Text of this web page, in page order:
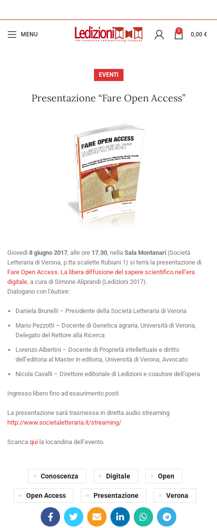
MENU
0
0,00 €
EVENTI
Presentazione “Fare Open Access”
Giovedì 8 giugno 2017, alle ore 17.30, nella Sala Montanari (Società
Letteraria di Verona, p.tta scalette Rubiani 1) si terrà la presentazione di
Fare Open Access. La libera diffusione del sapere scientifico nell’era
digitale, a cura di Simone Aliprandi (Ledizioni 2017).
Dialogano con l’Autore:
Daniela Brunelli – Presidente della Società Letteraria di Verona
Mario Pezzotti – Docente di Genetica agraria, Università di Verona,
Delegato del Rettore alla Ricerca
Lorenzo Albertini – Docente di Proprietà intellettuale e diritto
dell’editoria al Master in editoria, Università di Verona, Avvocato
Nicola Cavalli – Direttore editoriale di Ledizioni e coautore dell’opera
Ingresso libero fino ad esaurimento posti
La presentazione sarà trasmessa in diretta audio streaming
http://www.societaletteraria.it/streaming/
Scarica qui la locandina dell’evento.
Conoscenza Digitale Open
Open Access Presentazione Verona